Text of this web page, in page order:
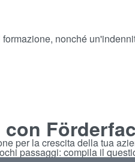
nonché
per la crescita della tua
passaggi: compila il